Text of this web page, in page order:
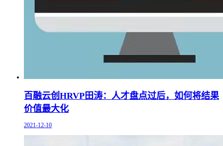
百融云创HRVP田涛：人才盘点过后，如何将结果
价值最大化
2021-12-10